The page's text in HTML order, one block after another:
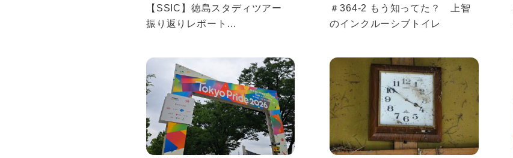
【SSIC】徳島スタディツアー
振り返りレポート
Reflection Report
＃364-2 もう知ってた？ 上智
のインクルーシブトイレ